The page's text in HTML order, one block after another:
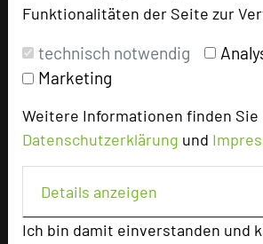
Funktionalitäten der Seite zur
technisch notwendig
Marketing
Weitere Informationen finden
Datenschutzerklärung und
Details anzeigen
Ich bin damit einverstanden und
Max. Tagungskapazität (Personen)
Parlamentarisch
Reihenbestuhlung
Ausstellungsfläche
Zimmer
Doppelzimmer
Einzelzimmer